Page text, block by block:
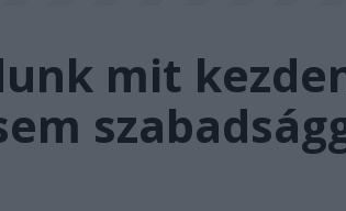
mit